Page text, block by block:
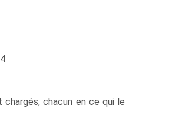
chacun en ce qui le